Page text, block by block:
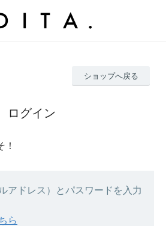
ショップへ戻る
ログイン
アドレス）とパスワードを入力
ら